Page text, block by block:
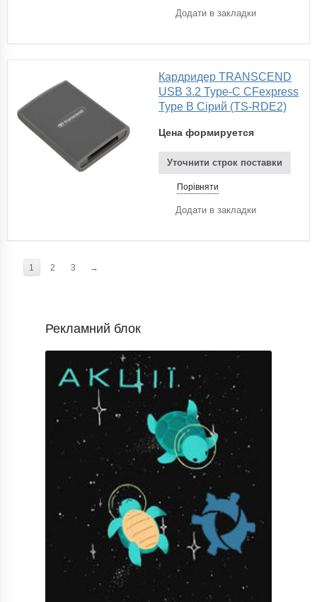
Додати в закладки
Кардридер TRANSCEND
USB 3.2 Type-C CFexpress
Type B Сірий (TS-RDE2)
Цена формируется
Уточнити строк поставки
Порівняти
Додати в закладки
1 2 3 →
Рекламний блок